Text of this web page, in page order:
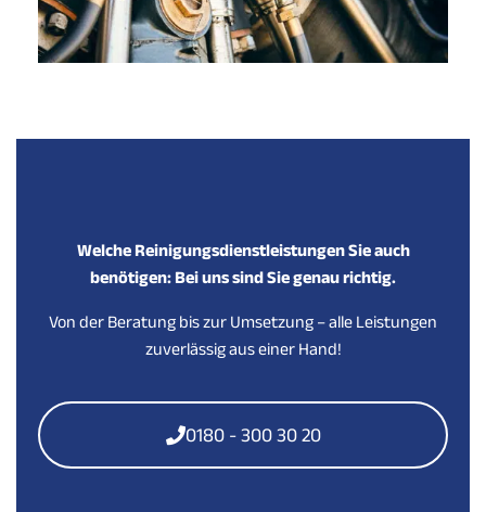
Welche Reinigungsdienstleistungen Sie auch
benötigen: Bei uns sind Sie genau richtig.
Von der Beratung bis zur Umsetzung – alle Leistungen
zuverlässig aus einer Hand!
0180 - 300 30 20